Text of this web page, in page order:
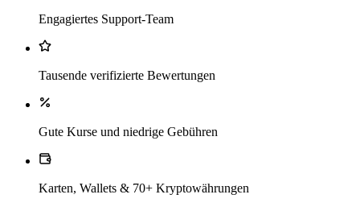
Engagiertes Support-Team
Tausende verifizierte Bewertungen
Gute Kurse und niedrige Gebühren
Karten, Wallets & 70+ Kryptowährungen